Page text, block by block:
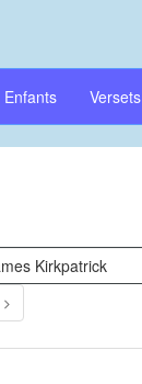
Enfants Versets